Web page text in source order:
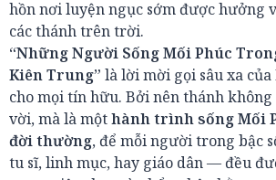
hồn nơi luyện ngục sớm được hưởng
các thánh trên trời.
“Những Người Sống Mối Phúc
Kiên Trung” là lời mời gọi sâu xa
cho mọi tín hữu. Bởi nên thánh
vời, mà là mộthành trình sống Mối
đời thường, để mỗi người trong bậc
tu sĩ, linh mục, hay giáo dân — đều